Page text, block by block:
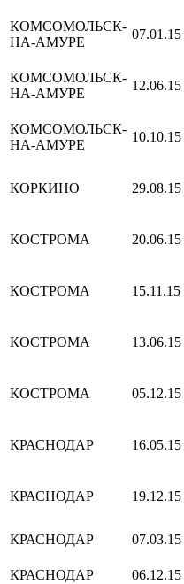
КОМСОМОЛЬСК-
НА-АМУРЕ
07.01.15
КОМСОМОЛЬСК-
НА-АМУРЕ
12.06.15
КОМСОМОЛЬСК-
НА-АМУРЕ
10.10.15
КОРКИНО 29.08.15
КОСТРОМА 20.06.15
КОСТРОМА 15.11.15
КОСТРОМА 13.06.15
КОСТРОМА 05.12.15
КРАСНОДАР 16.05.15
КРАСНОДАР 19.12.15
КРАСНОДАР 07.03.15
КРАСНОДАР 06.12.15